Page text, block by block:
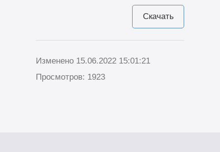
Скачать
Изменено 15.06.2022 15:01:21
Просмотров: 1923